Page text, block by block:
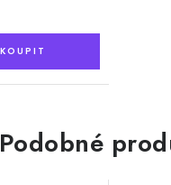
Podobné